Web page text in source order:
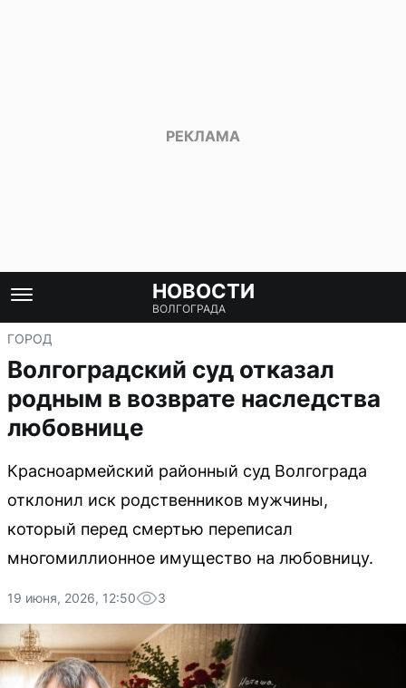
НОВОСТИ
ВОЛГОГРАДА
ГОРОД
Волгоградский суд отказал
родным в возврате наследства
любовнице
Красноармейский районный суд Волгограда
отклонил иск родственников мужчины,
который перед смертью переписал
многомиллионное имущество на любовницу.
19 июня, 2026, 12:50 3